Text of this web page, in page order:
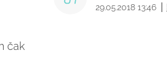
čak
29.05.2018 13:46